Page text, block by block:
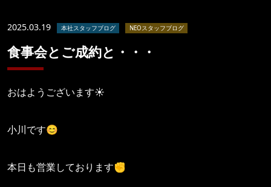
2025.03.19 本社スタッフブログ NEOスタッフブログ
食事会とご成約と・・・
おはようございます☀
小川です😊
本日も営業しております✊